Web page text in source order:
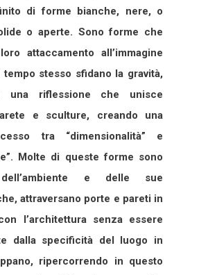
di forme bianche, nere, o
o aperte. Sono forme che
attaccamento all’immagine
tempo stesso sfidano la gravità,
una riflessione che unisce
e sculture, creando una
tra “dimensionalità” e
Molte di queste forme sono
e delle sue
attraversano porte e pareti in
l’architettura senza essere
dalla specificità del luogo in
ripercorrendo in questo